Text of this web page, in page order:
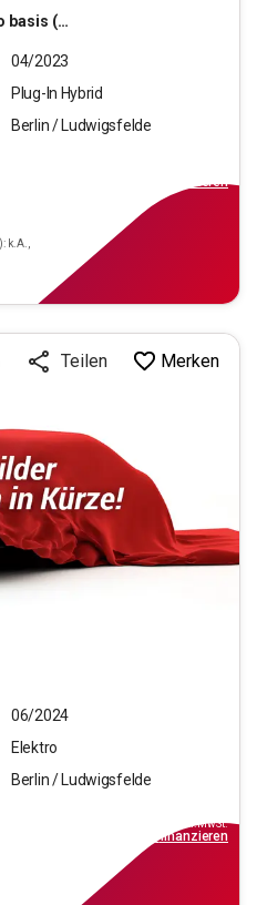
6d)
04/2023
Plug-In Hybrid
Berlin / Ludwigsfelde
k.A.,
finanzieren
Teilen Merken
06/2024
Elektro
Berlin / Ludwigsfelde
inkl.MwSt.
finanzieren